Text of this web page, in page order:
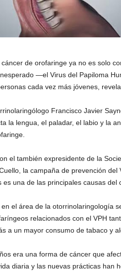
de orofaringe ya no es solo
—el Virus del Papiloma
cada vez más jóvenes,
Francisco Javier
la lengua, el paladar, el labio y la
el también expresidente de la
la campaña de prevención
es una de las principales causas del
el área de la otorrinolaringología
relacionados con el VPH
a un mayor consumo de tabaco y
era una forma de cáncer que
diaria y las nuevas prácticas han